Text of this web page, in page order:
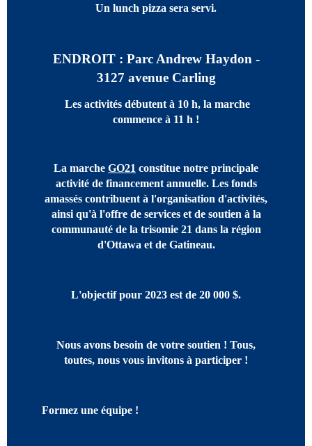
Un lunch pizza sera servi.
ENDROIT : Parc Andrew Haydon -
3127 avenue Carling
Les activités débutent à 10 h, la marche
commence à 11 h !
La marche GO21 constitue notre principale
activité de financement annuelle. Les fonds
amassés contribuent à l'organisation d'activités,
ainsi qu'à l'offre de services et de soutien à la
communauté de la trisomie 21 dans la région
d'Ottawa et de Gatineau.
L'objectif pour 2023 est de 20 000 $.
Nous avons besoin de votre soutien ! Tous,
toutes, nous vous invitons à participer !
Formez une équipe !